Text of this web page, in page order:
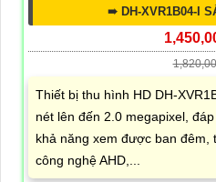
➠ DH-XVR1B04-I
Thiết bị thu hình HD DH-
nét lên đến 2.0 megapixel,
khả năng xem được ban đêm,
công nghệ AHD,...